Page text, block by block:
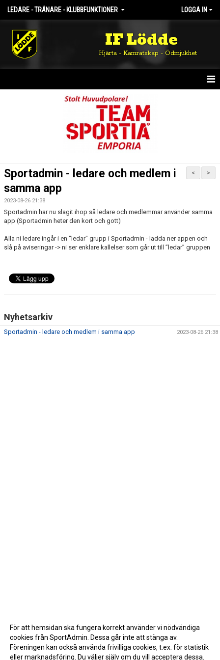
LEDARE - TRÄNARE - KLUBBFUNKTIONER LOGGA IN
IF Lödde
Hjärta - Kamratskap - Ödmjukhet
BILDGALLERI
DOKUMENT
KONTAKT
>
<
Sportadmin - ledare och medlem i
samma app
2023-08-26 21:38
Sportadmin har nu slagit ihop så ledare och medlemmar använder samma
app (Sportadmin heter den kort och gott)
Alla ni ledare ingår i en "ledar" grupp i Sportadmin - ladda ner appen och
slå på aviseringar -> ni ser enklare kallelser som går ut till ”ledar” gruppen
Nyhetsarkiv
Sportadmin - ledare och medlem i samma app 2023-08-26 21:38
För att hemsidan ska fungera korrekt använder vi nödvändiga
cookies från SportAdmin. Dessa går inte att stänga av.
Föreningen kan också använda frivilliga cookies, t.ex. för statistik
eller marknadsföring. Du väljer själv om du vill acceptera dessa.